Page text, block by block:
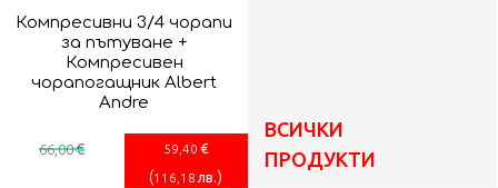
Компресивни 3/4 чорапи
за пътуване +
Компресивен
чорапогащник Albert
Andre
66,00€ 59 ,40 €
(116 ,18 лв.)
ВСИЧКИ
ПРОДУКТИ